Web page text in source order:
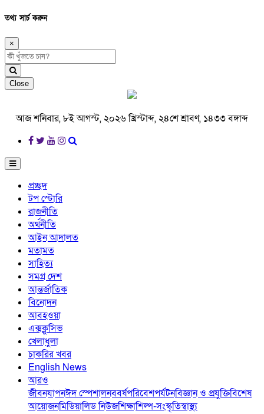
তথ্য সার্চ করুন
×
Close
আজ শনিবার, ৮ই আগস্ট, ২০২৬ খ্রিস্টাব্দ, ২৪শে শ্রাবণ, ১৪৩৩ বঙ্গাব্দ
প্রচ্ছদ
টপ স্টোরি
রাজনীতি
অর্থনীতি
আইন আদালত
মতামত
সাহিত্য
সমগ্র দেশ
আন্তর্জাতিক
বিনোদন
আবহওয়া
এক্সক্লুসিভ
খেলাধুলা
চাকরির খবর
English News
আরও
জীবনযাপনঈদ স্পেশালনববর্ষপরিবেশপর্যটনবিজ্ঞান ও প্রযুক্তিবিশেষ
আয়োজনমিডিয়ালিড নিউজশিক্ষাশিল্প-সংস্কৃতিস্বাস্থ্য